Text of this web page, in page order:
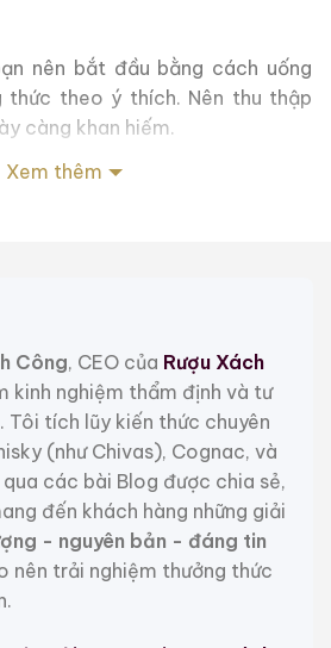
nên bắt đầu bằng cách uống
theo ý thích. Nên thu thập
càng khan hiếm.
xuất rượu whisky lâu đời nhất
máy chưng cất Yamazaki vào
hoạt động chưng cất vào năm
là nhà sản xuất rượu whisky cao
nhất Nhật Bản.
Rượu Trung Quốc
Xem thêm
Công, CEO của Rượu Xách
kinh nghiệm thẩm định và tư
Tôi tích lũy kiến thức chuyên
(như Chivas), Cognac, và
các bài Blog được chia sẻ,
đến khách hàng những giải
- nguyên bản - đáng tin
nên trải nghiệm thưởng thức